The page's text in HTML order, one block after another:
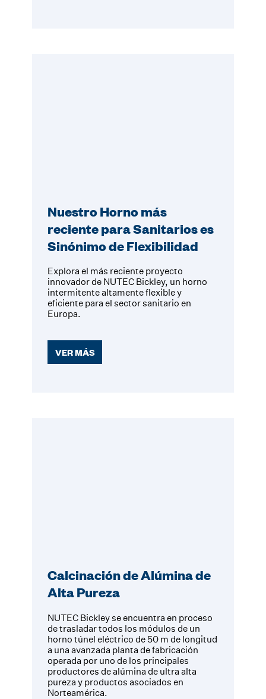
Nuestro Horno más
reciente para Sanitarios es
Sinónimo de Flexibilidad
Explora el más reciente proyecto
innovador de NUTEC Bickley, un horno
intermitente altamente flexible y
eficiente para el sector sanitario en
Europa.
VER MÁS
Calcinación de Alúmina de
Alta Pureza
NUTEC Bickley se encuentra en proceso
de trasladar todos los módulos de un
horno túnel eléctrico de 50 m de longitud
a una avanzada planta de fabricación
operada por uno de los principales
productores de alúmina de ultra alta
pureza y productos asociados en
Norteamérica.